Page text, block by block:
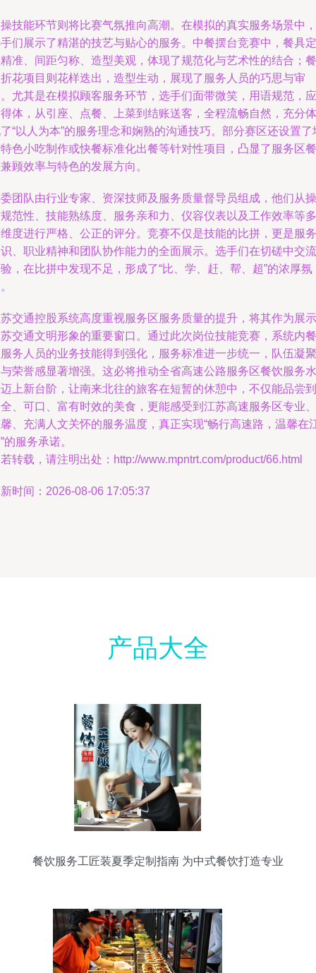
技能环节则将比赛气氛推向高潮。在模拟的真实服务场景中，
们展示了精湛的技艺与贴心的服务。中餐摆台竞赛中，餐具定
准、间距匀称、造型美观，体现了规范化与艺术性的结合；餐
花项目则花样迭出，造型生动，展现了服务人员的巧思与审
尤其是在模拟顾客服务环节，选手们面带微笑，用语规范，应
体，从引座、点餐、上菜到结账送客，全程流畅自然，充分体
“以人为本”的服务理念和娴熟的沟通技巧。部分赛区还设置了
色小吃制作或快餐标准化出餐等针对性项目，凸显了服务区餐
顾效率与特色的发展方向。
团队由行业专家、资深技师及服务质量督导员组成，他们从操
范性、技能熟练度、服务亲和力、仪容仪表以及工作效率等多
度进行严格、公正的评分。竞赛不仅是技能的比拼，更是服务
、职业精神和团队协作能力的全面展示。选手们在切磋中交流
，在比拼中发现不足，形成了“比、学、赶、帮、超”的浓厚氛
交通控股系统高度重视服务区服务质量的提升，将其作为展示
交通文明形象的重要窗口。通过此次岗位技能竞赛，系统内餐
务人员的业务技能得到强化，服务标准进一步统一，队伍凝聚
荣誉感显著增强。这必将推动全省高速公路服务区餐饮服务水
上新台阶，让南来北往的旅客在短暂的休憩中，不仅能品尝到
、可口、富有时效的美食，更能感受到江苏高速服务区专业、
、充满人文关怀的服务温度，真正实现“畅行高速路，温馨在
的服务承诺。
转载，请注明出处：http://www.mpntrt.com/product/66.html
时间：2026-08-06 17:05:37
产品大全
餐饮服务工匠装夏季定制指南 为中式餐饮打造专业